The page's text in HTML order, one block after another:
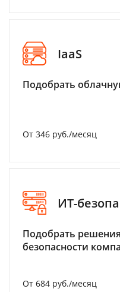
IaaS
Подобрать
От 346 руб./месяц
ИТ-
Подобрать
безопасности
От 684 руб./месяц